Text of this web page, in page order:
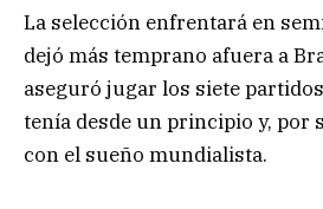
La selección enfrentará en
dejó más temprano afuera a
aseguró jugar los siete
tenía desde un principio y, por
con el sueño mundialista.